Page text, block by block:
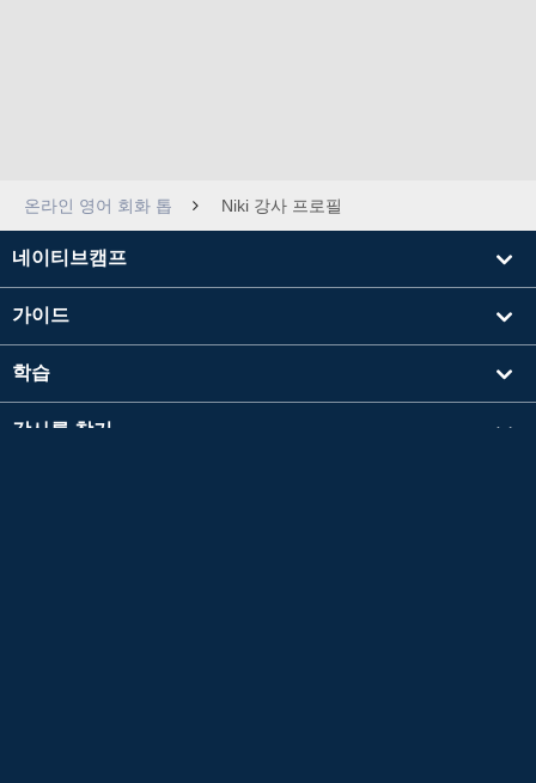
온라인 영어 회화 톱 Niki 강사 프로필
네이티브캠프
가이드
학습
강사를 찾기